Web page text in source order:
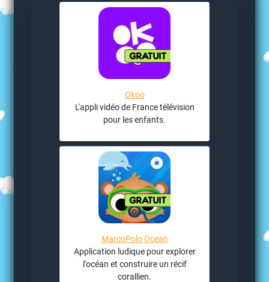
Okoo
L'appli vidéo de France télévision
pour les enfants.
MarcoPolo Ocean
Application ludique pour explorer
l'océan et construire un récif
corallien.